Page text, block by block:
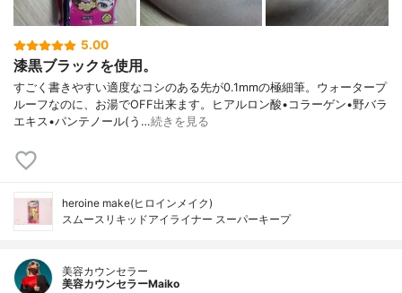
5.00
漆黒ブラックを使用。
すごく書きやすい適度なコシのある先が0.1mmの極細筆。ウォータープ
ルーフなのに、お湯でOFF出来ます。ヒアルロン酸•コラーゲン•野バラ
エキス•パンテノール(う…続きを見る
heroine make(ヒロインメイク)
スムースリキッドアイライナー スーパーキープ
美容カウンセラー
美容カウンセラーMaiko